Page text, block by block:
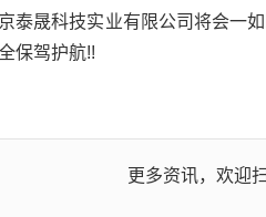
晟科技实业有限公司将会一如
保驾护航!!
更多资讯，欢迎